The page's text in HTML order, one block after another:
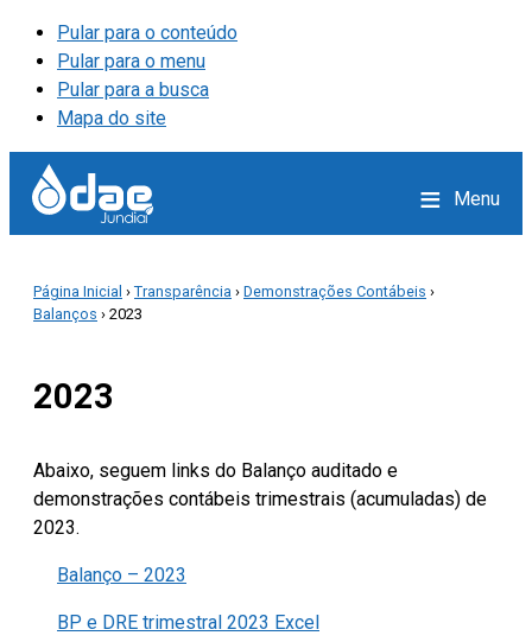
Pular para o conteúdo
Pular para o menu
Pular para a busca
Mapa do site
≡ Menu
Página Inicial › Transparência › Demonstrações Contábeis ›
Balanços › 2023
2023
Abaixo, seguem links do Balanço auditado e
demonstrações contábeis trimestrais (acumuladas) de
2023.
Balanço – 2023
BP e DRE trimestral 2023 Excel